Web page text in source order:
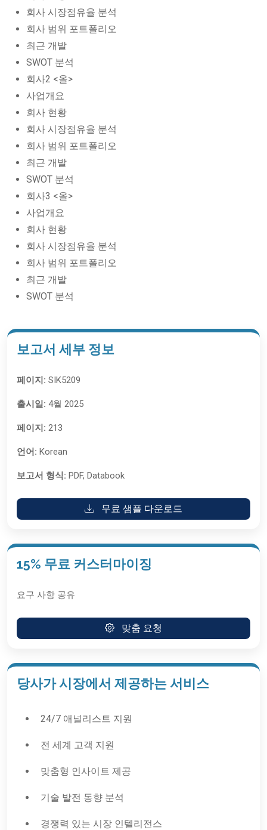
회사 시장점유율 분석
회사 범위 포트폴리오
최근 개발
SWOT 분석
회사2 <올>
사업개요
회사 현황
회사 시장점유율 분석
회사 범위 포트폴리오
최근 개발
SWOT 분석
회사3 <올>
사업개요
회사 현황
회사 시장점유율 분석
회사 범위 포트폴리오
최근 개발
SWOT 분석
보고서 세부 정보
페이지: SIK5209
출시일: 4월 2025
페이지: 213
언어: Korean
보고서 형식: PDF, Databook
무료 샘플 다운로드
15% 무료 커스터마이징
요구 사항 공유
맞춤 요청
당사가 시장에서 제공하는 서비스
24/7 애널리스트 지원
전 세계 고객 지원
맞춤형 인사이트 제공
기술 발전 동향 분석
경쟁력 있는 시장 인텔리전스